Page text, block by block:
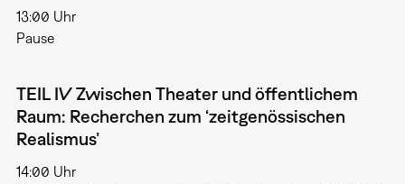
13:00 Uhr
Pause
TEIL IV Zwischen Theater und öffentlichem
Raum: Recherchen zum ‘zeitgenössischen
Realismus’
14:00 Uhr